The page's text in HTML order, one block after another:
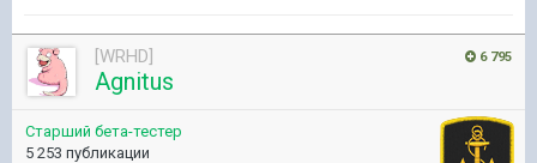
6 795
[WRHD]
Agnitus
Старший бета-тестер
5 253 публикации